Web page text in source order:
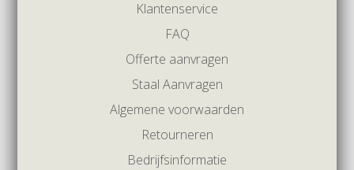
Klantenservice
FAQ
Offerte aanvragen
Staal Aanvragen
Algemene voorwaarden
Retourneren
Bedrijfsinformatie